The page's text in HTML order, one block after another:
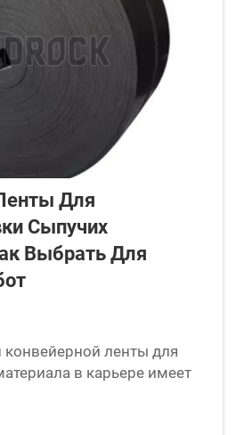
Для
Сыпучих
Выбрать Для
ленты для
в карьере имеет
Конвейерные ленты
тяжелых